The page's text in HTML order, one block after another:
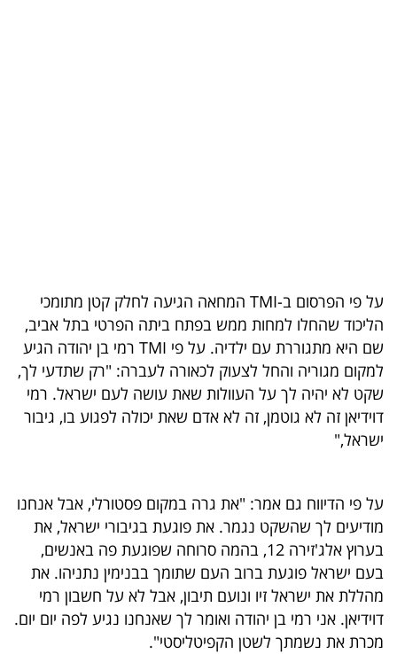
המילון
הכלכלי
פודקאסט
40
UNDER
שיתופי
פעולה
על פי הפרסום ב-TMI המחאה הגיעה לחלק קטן מתומכי
הליכוד שהחלו למחות ממש בפתח ביתה הפרטי בתל אביב,
שם היא מתגוררת עם ילדיה. על פי TMI רמי בן יהודה הגיע
למקום מגוריה והחל לצעוק לכאורה לעברה: "רק שתדעי לך,
שקט לא יהיה לך על העוולות שאת עושה לעם ישראל. רמי
דוידיאן זה לא גוטמן, זה לא אדם שאת יכולה לפגוע בו, גיבור
ישראל,"
על פי הדיווח גם אמר: "את גרה במקום פסטורלי, אבל אנחנו
מודיעים לך שהשקט נגמר. את פוגעת בגיבורי ישראל, את
בערוץ אלג'זירה 12, בהמה סרוחה שפוגעת פה באנשים,
בעם ישראל פוגעת ברוב העם שתומך בבנימין נתניהו. את
מהללת את ישראל זיו ונועם תיבון, אבל לא על חשבון רמי
דוידיאן. אני רמי בן יהודה ואומר לך שאנחנו נגיע לפה יום יום.
מכרת את נשמתך לשטן הקפיטליסטי".